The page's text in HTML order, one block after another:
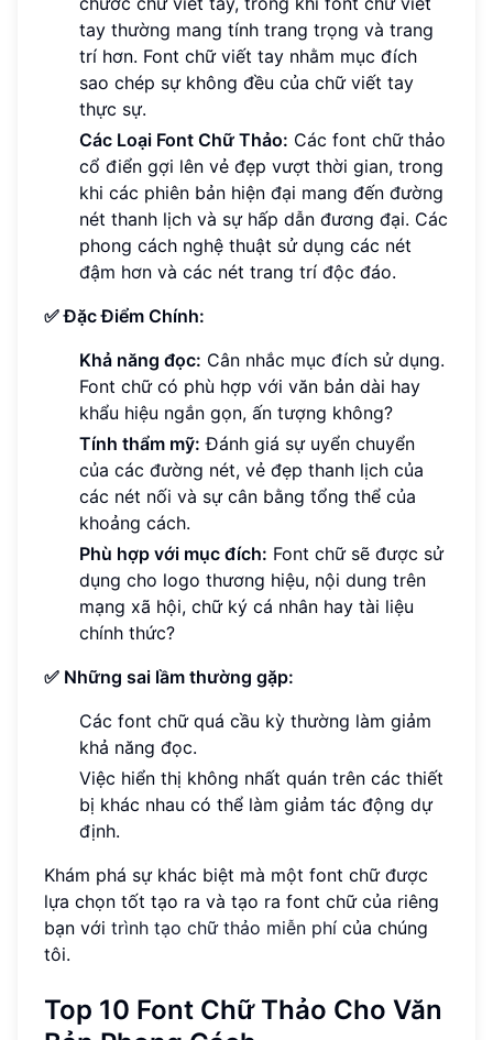
tay thường mang tính trang trọng và trang
trí hơn. Font chữ viết tay nhằm mục đích
sao chép sự không đều của chữ viết tay
thực sự.
Các Loại Font Chữ Thảo: Các font chữ thảo
cổ điển gợi lên vẻ đẹp vượt thời gian, trong
khi các phiên bản hiện đại mang đến đường
nét thanh lịch và sự hấp dẫn đương đại. Các
phong cách nghệ thuật sử dụng các nét
đậm hơn và các nét trang trí độc đáo.
✅ Đặc Điểm Chính:
Khả năng đọc: Cân nhắc mục đích sử dụng.
Font chữ có phù hợp với văn bản dài hay
khẩu hiệu ngắn gọn, ấn tượng không?
Tính thẩm mỹ: Đánh giá sự uyển chuyển
của các đường nét, vẻ đẹp thanh lịch của
các nét nối và sự cân bằng tổng thể của
khoảng cách.
Phù hợp với mục đích: Font chữ sẽ được sử
dụng cho logo thương hiệu, nội dung trên
mạng xã hội, chữ ký cá nhân hay tài liệu
chính thức?
✅ Những sai lầm thường gặp:
Các font chữ quá cầu kỳ thường làm giảm
khả năng đọc.
Việc hiển thị không nhất quán trên các thiết
bị khác nhau có thể làm giảm tác động dự
định.
Khám phá sự khác biệt mà một font chữ được
lựa chọn tốt tạo ra và tạo ra font chữ của riêng
bạn với trình tạo chữ thảo miễn phí của chúng
tôi.
Top 10 Font Chữ Thảo Cho Văn